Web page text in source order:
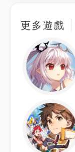
更多遊戲